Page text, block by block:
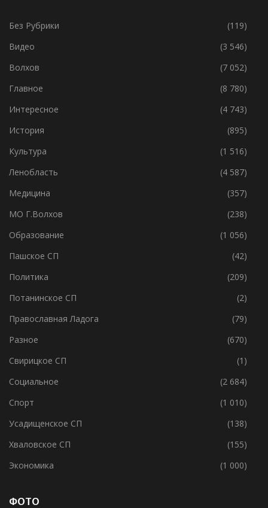
Без Рубрики
(119)
Видео
(3 546)
Волхов
(7 052)
Главное
(8 780)
Интересное
(4 743)
История
(895)
Культура
(1 516)
Ленобласть
(4 587)
Медицина
(357)
МО Г.Волхов
(238)
Образование
(1 056)
Пашское СП
(42)
Политика
(209)
Потанинское СП
(2)
Православная Ладога
(79)
Разное
(670)
Свирицкое СП
(1)
Социальное
(2 684)
Спорт
(1 010)
Усадищенское СП
(138)
Хваловское СП
(155)
Экономика
(1 000)
ФОТО